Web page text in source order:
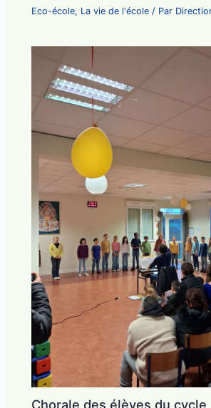
Eco-école, La vie de l'école / Par
Chorale des élèves du cycle